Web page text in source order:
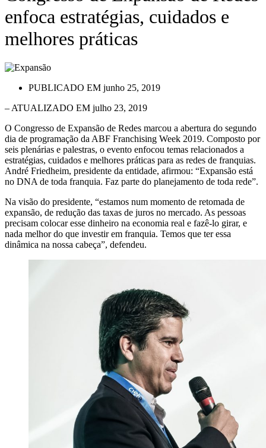
enfoca estratégias, cuidados e
melhores práticas
PUBLICADO EM junho 25, 2019
– ATUALIZADO EM julho 23, 2019
O Congresso de Expansão de Redes marcou a abertura do segundo
dia de programação da ABF Franchising Week 2019. Composto por
seis plenárias e palestras, o evento enfocou temas relacionados a
estratégias, cuidados e melhores práticas para as redes de franquias.
André Friedheim, presidente da entidade, afirmou: “Expansão está
no DNA de toda franquia. Faz parte do planejamento de toda rede”.
Na visão do presidente, “estamos num momento de retomada de
expansão, de redução das taxas de juros no mercado. As pessoas
precisam colocar esse dinheiro na economia real e fazê-lo girar, e
nada melhor do que investir em franquia. Temos que ter essa
dinâmica na nossa cabeça”, defendeu.